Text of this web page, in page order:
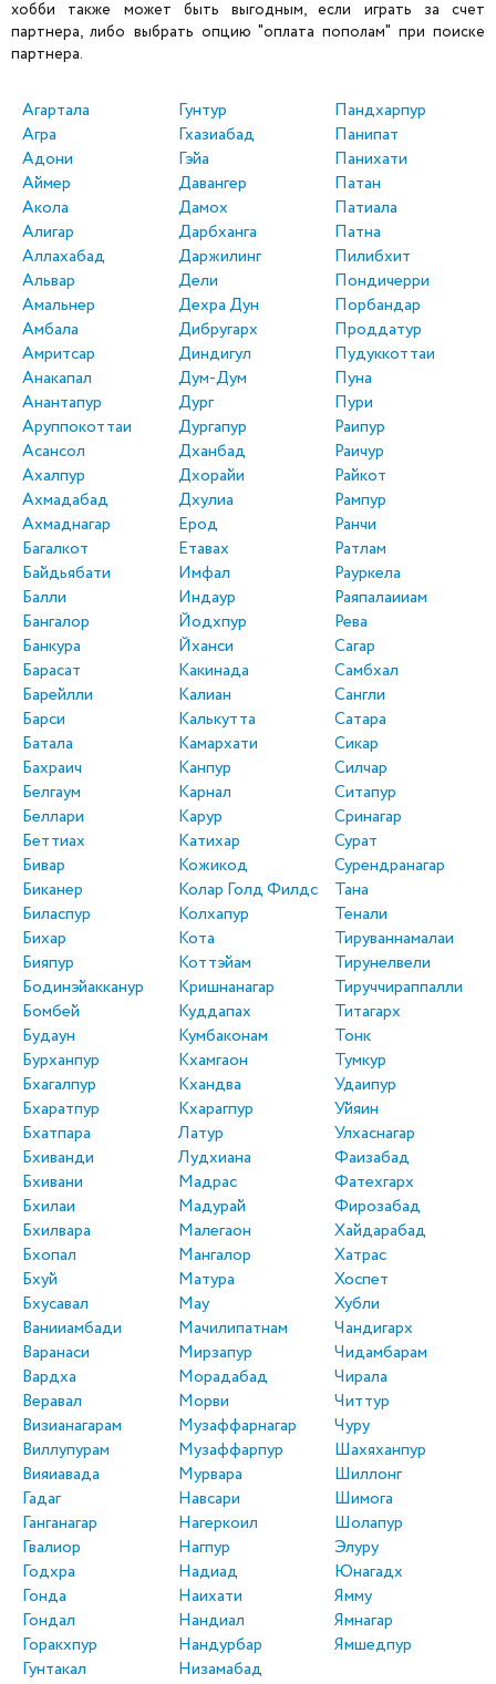
хобби также может быть выгодным, если играть за счет
партнера, либо выбрать опцию "оплата пополам" при поиске
партнера.
Агартала
Агра
Адони
Аймер
Акола
Алигар
Аллахабад
Альвар
Амальнер
Амбала
Амритсар
Анакапал
Анантапур
Аруппокоттаи
Асансол
Ахалпур
Ахмадабад
Ахмаднагар
Багалкот
Байдьябати
Балли
Бангалор
Банкура
Барасат
Барейлли
Барси
Батала
Бахраич
Белгаум
Беллари
Беттиах
Бивар
Биканер
Биласпур
Бихар
Бияпур
Бодинэйакканур
Бомбей
Будаун
Бурханпур
Бхагалпур
Бхаратпур
Бхатпара
Бхиванди
Бхивани
Бхилаи
Бхилвара
Бхопал
Бхуй
Бхусавал
Ванииамбади
Варанаси
Вардха
Веравал
Визианагарам
Виллупурам
Вияиавада
Гадаг
Ганганагар
Гвалиор
Годхра
Гонда
Гондал
Горакхпур
Гунтакал
Гунтур
Гхазиабад
Гэйа
Давангер
Дамох
Дарбханга
Даржилинг
Дели
Дехра Дун
Дибругарх
Диндигул
Дум-Дум
Дург
Дургапур
Дханбад
Дхорайи
Дхулиа
Ерод
Етавах
Имфал
Индаур
Йодхпур
Йханси
Какинада
Калиан
Калькутта
Камархати
Канпур
Карнал
Карур
Катихар
Кожикод
Колар Голд Филдс
Колхапур
Кота
Коттэйам
Кришнанагар
Куддапах
Кумбаконам
Кхамгаон
Кхандва
Кхарагпур
Латур
Лудхиана
Мадрас
Мадурай
Малегаон
Мангалор
Матура
Мау
Мачилипатнам
Мирзапур
Морадабад
Морви
Музаффарнагар
Музаффарпур
Мурвара
Навсари
Нагеркоил
Нагпур
Надиад
Наихати
Нандиал
Нандурбар
Низамабад
Пандхарпур
Панипат
Панихати
Патан
Патиала
Патна
Пилибхит
Пондичерри
Порбандар
Проддатур
Пудуккоттаи
Пуна
Пури
Раипур
Раичур
Райкот
Рампур
Ранчи
Ратлам
Рауркела
Раяпалаииам
Рева
Сагар
Самбхал
Сангли
Сатара
Сикар
Силчар
Ситапур
Сринагар
Сурат
Сурендранагар
Тана
Тенали
Тируваннамалаи
Тирунелвели
Тируччираппалли
Титагарх
Тонк
Тумкур
Удаипур
Уйяин
Улхаснагар
Фаизабад
Фатехгарх
Фирозабад
Хайдарабад
Хатрас
Хоспет
Хубли
Чандигарх
Чидамбарам
Чирала
Читтур
Чуру
Шахяханпур
Шиллонг
Шимога
Шолапур
Элуру
Юнагадх
Ямму
Ямнагар
Ямшедпур